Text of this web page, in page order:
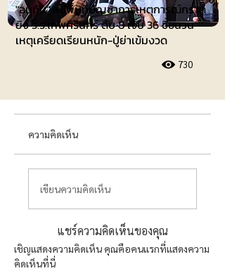
"อนุทิน" ลงพื้นที่บัญชาการเหตุการณ์กราด
ยิง ร.ร.เทพศิรินทร์ ดับ 8 เจ็บ 36 ชี้ชนวน
เหตุเครียดเรียนหนัก-ปู่ย่าเข้มงวด
730
ความคิดเห็น
เขียนความคิดเห็น
แชร์ความคิดเห็นของคุณ
เชิญแสดงความคิดเห็น คุณคือคนแรกที่แสดงความ
คิดเห็นที่นี่